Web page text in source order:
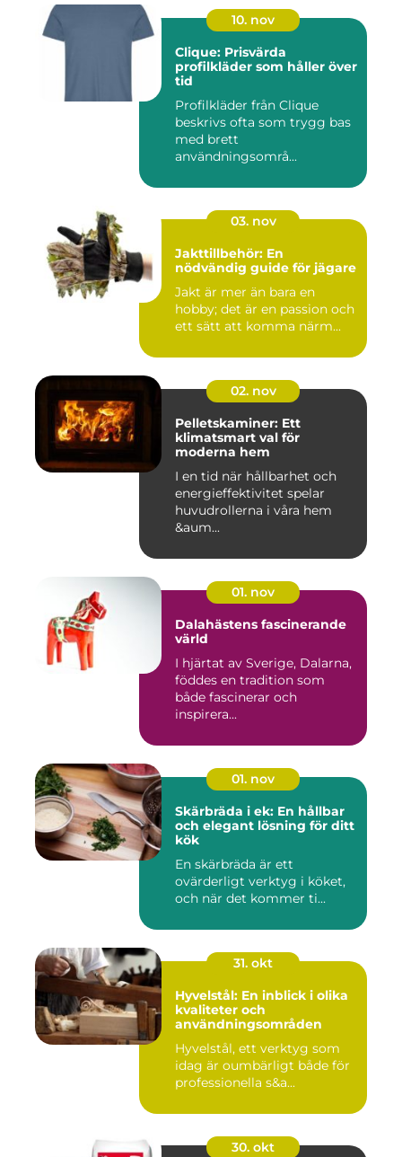
10. nov
Clique: Prisvärda
profilkläder som håller över
tid
Profilkläder från Clique
beskrivs ofta som trygg bas
med brett
användningsområ...
03. nov
Jakttillbehör: En
nödvändig guide för jägare
Jakt är mer än bara en
hobby; det är en passion och
ett sätt att komma närm...
02. nov
Pelletskaminer: Ett
klimatsmart val för
moderna hem
I en tid när hållbarhet och
energieffektivitet spelar
huvudrollerna i våra hem
&aum...
01. nov
Dalahästens fascinerande
värld
I hjärtat av Sverige, Dalarna,
föddes en tradition som
både fascinerar och
inspirera...
01. nov
Skärbräda i ek: En hållbar
och elegant lösning för ditt
kök
En skärbräda är ett
ovärderligt verktyg i köket,
och när det kommer ti...
31. okt
Hyvelstål: En inblick i olika
kvaliteter och
användningsområden
Hyvelstål, ett verktyg som
idag är oumbärligt både för
professionella s&a...
30. okt